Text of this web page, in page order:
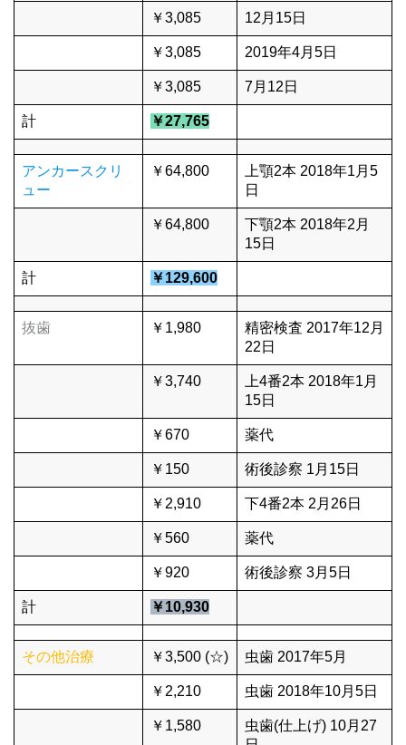
￥3,085 12月15日
￥3,085 2019年4月5日
￥3,085 7月12日
計 ￥27,765
アンカースクリ
ュー
￥64,800
上顎2本 2018年1月5
日
￥64,800
下顎2本 2018年2月
15日
計 ￥129,600
抜歯 ￥1,980
精密検査 2017年12月
22日
￥3,740
上4番2本 2018年1月
15日
￥670 薬代
￥150 術後診察 1月15日
￥2,910 下4番2本 2月26日
￥560 薬代
￥920 術後診察 3月5日
計 ￥10,930
その他治療 ￥3,500 (☆) 虫歯 2017年5月
￥2,210 虫歯 2018年10月5日
￥1,580
虫歯(仕上げ) 10月27